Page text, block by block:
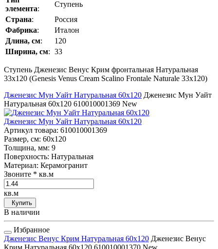
элемента:
Ступень
Страна:
Россия
Фабрика:
Италон
Длина, см:
120
Ширина, см: 33
Ступень Дженезис Венус Крим фронтальная Натуральная
33x120 (Genesis Venus Cream Scalino Frontale Naturale 33x120)
Дженезис Мун Уайт Натуральная 60x120 Дженезис Мун Уайт
Натуральная 60x120 610010001369 New
Дженезис Мун Уайт Натуральная 60x120
Артикул товара: 610010001369
Размер, см: 60x120
Толщина, мм: 9
Поверхность: Натуральная
Материал: Керамогранит
Звоните * кв.м
кв.м
Купить
В наличии
Избранное
Дженезис Венус Крим Натуральная 60x120 Дженезис Венус